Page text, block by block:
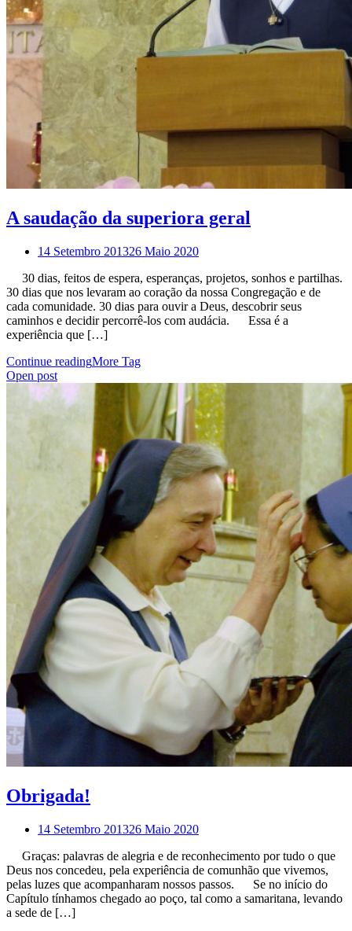
A saudação da superiora geral
14 Setembro 201326 Maio 2020
30 dias, feitos de espera, esperanças, projetos, sonhos e partilhas.
30 dias que nos levaram ao coração da nossa Congregação e de
cada comunidade. 30 dias para ouvir a Deus, descobrir seus
caminhos e decidir percorrê-los com audácia. Essa é a
experiência que […]
Continue readingMore Tag
Open post
Obrigada!
14 Setembro 201326 Maio 2020
Graças: palavras de alegria e de reconhecimento por tudo o que
Deus nos concedeu, pela experiência de comunhão que vivemos,
pelas luzes que acompanharam nossos passos. Se no início do
Capítulo tínhamos chegado ao poço, tal como a samaritana, levando
a sede de […]